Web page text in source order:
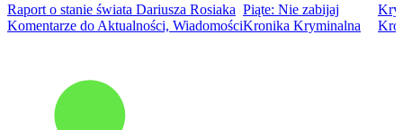
Raport o stanie świata Dariusza Rosiaka
Komentarze do Aktualności, Wiadomości
Piąte: Nie zabijaj
Kronika Kryminalna